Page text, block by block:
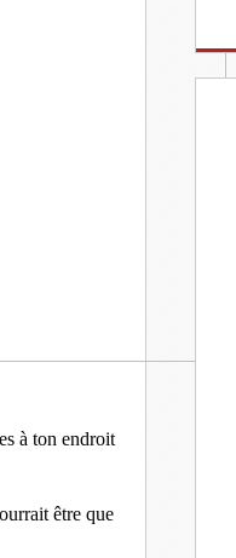
à ton endroit
être que